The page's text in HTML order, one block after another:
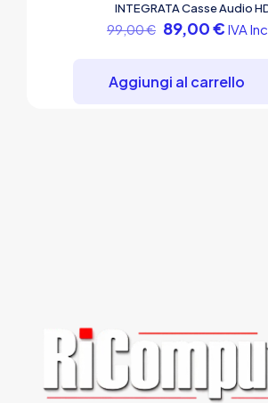
INTEGRATA Casse Audio
99,00€ Il
prezzo
era:
99,00 €.
89,00€Il
è:
IVA
Aggiungi al carrello